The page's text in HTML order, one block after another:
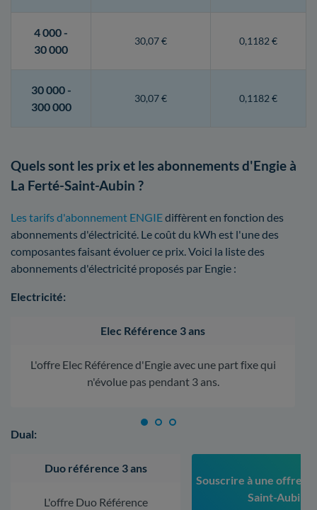
4 000 -
30 000
30,07 € 0,1182 €
30 000 -
300 000
30,07 € 0,1182 €
Quels sont les prix et les abonnements d'Engie à
La Ferté-Saint-Aubin ?
Les tarifs d'abonnement ENGIEdiffèrent en fonction des
abonnements d'électricité. Le coût du kWh est l'une des
composantes faisant évoluer ce prix. Voici la liste des
abonnements d'électricité proposés par Engie :
Electricité:
Elec Référence 3 ans
L'offre Elec Référence d'Engie avec une part fixe qui
n'évolue pas pendant 3 ans.
Dual:
Duo référence 3 ans
L'offre Duo Référence
Souscrire à une offre à
Saint-Aubin